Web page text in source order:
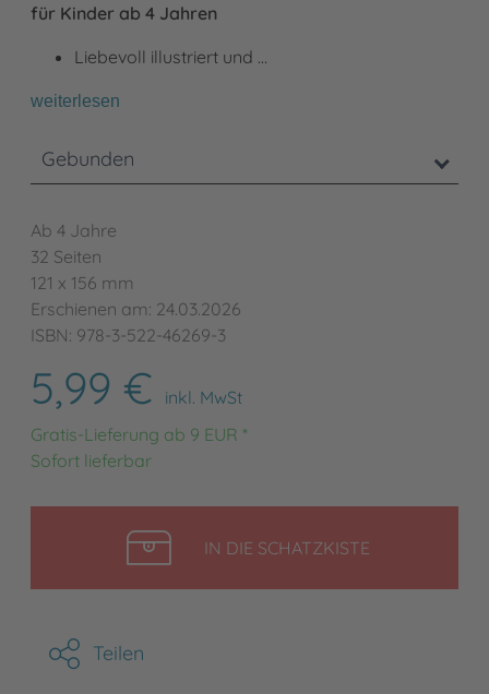
für Kinder ab 4 Jahren
Liebevoll illustriert und …
weiterlesen
Gebunden
Ab 4 Jahre
32 Seiten
121 x 156 mm
Erschienen am: 24.03.2026
ISBN: 978-3-522-46269-3
5,99 €
inkl. MwSt
Gratis-Lieferung ab 9 EUR *
Sofort lieferbar
IN DIE SCHATZKISTELEGEN
Teilen